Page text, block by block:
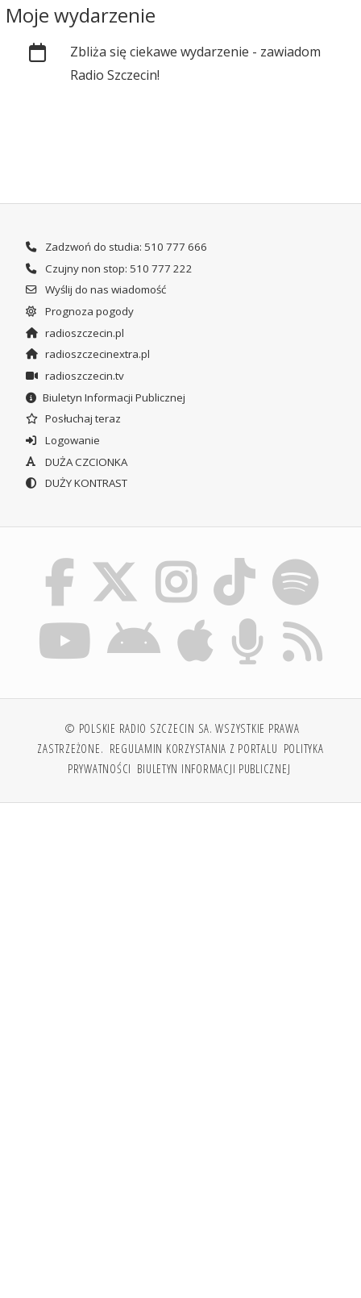
Moje wydarzenie
Zbliża się ciekawe wydarzenie - zawiadom
Radio Szczecin!
Zadzwoń do studia: 510 777 666
Czujny non stop: 510 777 222
Wyślij do nas wiadomość
Prognoza pogody
radioszczecin.pl
radioszczecinextra.pl
radioszczecin.tv
Biuletyn Informacji Publicznej
Posłuchaj teraz
Logowanie
DUŻA CZCIONKA
DUŻY KONTRAST
© POLSKIE RADIO SZCZECIN SA. WSZYSTKIE PRAWA
ZASTRZEŻONE. REGULAMIN KORZYSTANIA Z PORTALU POLITYKA
PRYWATNOŚCI BIULETYN INFORMACJI PUBLICZNEJ